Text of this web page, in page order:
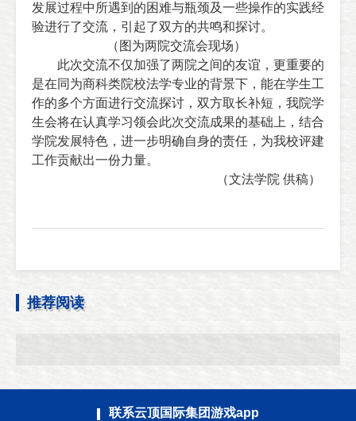
发展过程中所遇到的困难与瓶颈及一些操作的实践经
验进行了交流，引起了双方的共鸣和探讨。
（图为两院交流会现场）
此次交流不仅加强了两院之间的友谊，更重要的
是在同为商科类院校法学专业的背景下，能在学生工
作的多个方面进行交流探讨，双方取长补短， 我院学
生会将在认真学习领会此次交流成果的基础上，结合
学院发展特色，进一步明确自身的责任，为我校评建
工作贡献出一份力量。
（文法学院 供稿）
推荐阅读
联系云顶国际集团游戏app